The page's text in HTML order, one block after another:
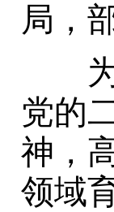
局，
为
党的
神，
领域